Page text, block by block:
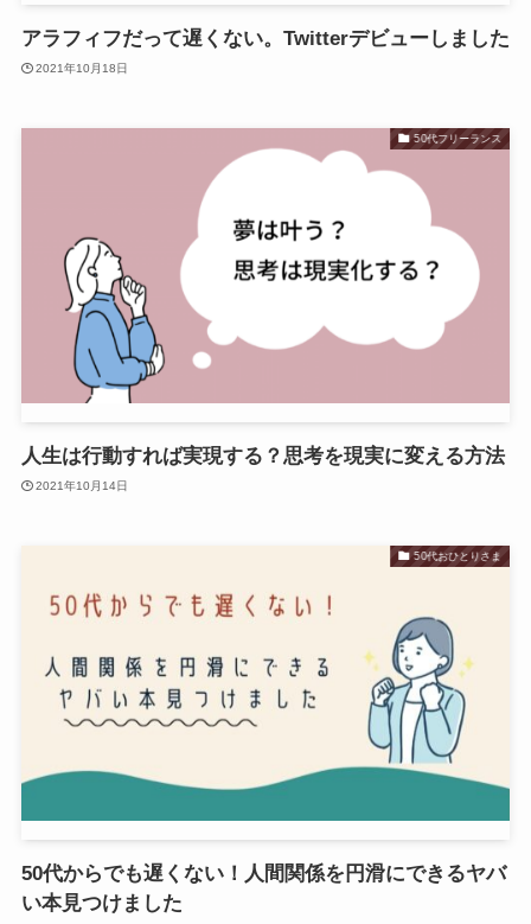
アラフィフだって遅くない。Twitterデビューしました
2021年10月18日
50代フリーランス
人生は行動すれば実現する？思考を現実に変える方法
2021年10月14日
50代おひとりさま
50代からでも遅くない！人間関係を円滑にできるヤバ
い本見つけました